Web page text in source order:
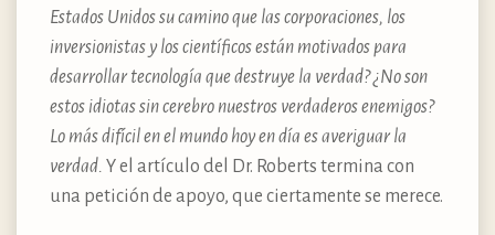
Estados Unidos su camino que las corporaciones, los
inversionistas y los científicos están motivados para
desarrollar tecnología que destruye la verdad? ¿No son
estos idiotas sin cerebro nuestros verdaderos enemigos?
Lo más difícil en el mundo hoy en día es averiguar la
verdad. Y el artículo del Dr. Roberts termina con
una petición de apoyo, que ciertamente se merece.